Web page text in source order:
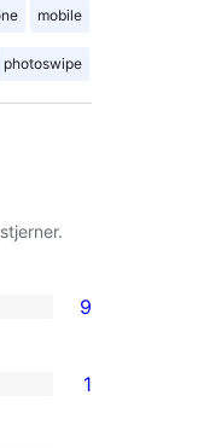
mobile
photoswipe
9
1